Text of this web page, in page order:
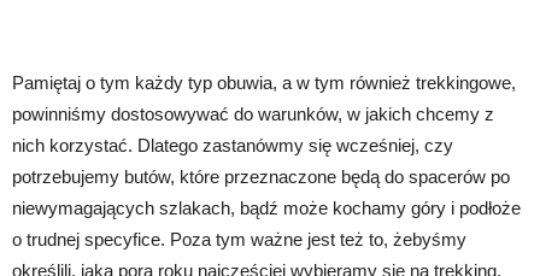
Pamiętaj o tym każdy typ obuwia, a w tym również trekkingowe,
powinniśmy dostosowywać do warunków, w jakich chcemy z
nich korzystać. Dlatego zastanówmy się wcześniej, czy
potrzebujemy butów, które przeznaczone będą do spacerów po
niewymagających szlakach, bądź może kochamy góry i podłoże
o trudnej specyfice. Poza tym ważne jest też to, żebyśmy
określili, jaką porą roku najczęściej wybieramy się na trekking.